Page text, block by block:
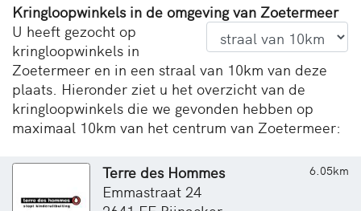
Kringloopwinkels in de omgeving van Zoetermeer
U heeft gezocht op
kringloopwinkels in
Zoetermeer en in een straal van 10km van deze
plaats. Hieronder ziet u het overzicht van de
kringloopwinkels die we gevonden hebben op
maximaal 10km van het centrum van Zoetermeer:
6.05km
Terre des Hommes
Emmastraat 24